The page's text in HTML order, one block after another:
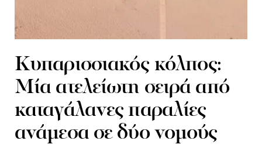
Kυπαρισσιακός κόλπος:
Μία ατελείωτη σειρά από
καταγάλανες παραλίες
ανάμεσα σε δύο νομούς